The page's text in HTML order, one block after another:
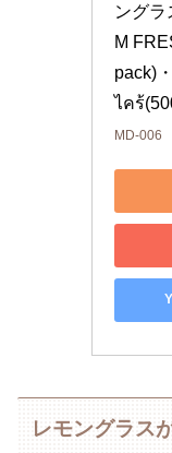
ング
M
pack)
ไคร้
MD-006
レモングラス